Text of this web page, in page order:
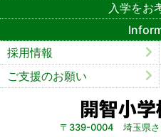
〒339-0004 埼玉県さ
入学をお
採用情報
ご支援のお願い